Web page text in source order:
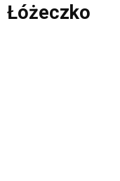
Łóżeczko